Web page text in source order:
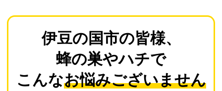
後払いについて
伊豆の国市の皆様、
蜂の巣やハチで
こんなお悩みございません